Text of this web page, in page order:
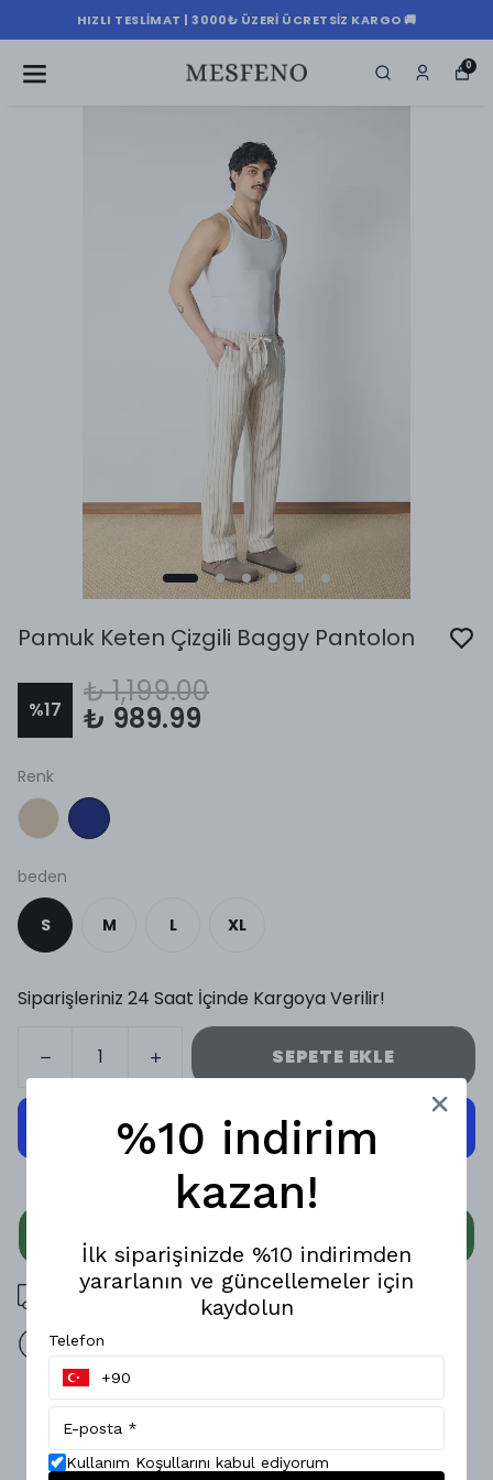
HIZLI TESLIMAT | 3000₺ ÜZERI ÜCRETSIZ KARGO 🚚
0
Pamuk Keten Çizgili Baggy Pantolon
%17
₺ 1,199.00
₺ 989.99
Renk
beden
S M L XL
Siparişleriniz 24 Saat İçinde Kargoya Verilir!
SEPETE EKLE
3000 TL üzeri ücretsiz kargo
14 gün içinde iade değişim
Ürün Açıklaması
Doğal dokusu ve rahat kalıbıyla öne çıkan bu erkek
pantolon, pamuk keten karışımlı kumaşı sayesinde hafif,
%10 indirim
kazan!
İlk siparişinizde %10 indirimden
yararlanın ve güncellemeler için
kaydolun
Telefon
Kullanım Koşullarını kabul ediyorum